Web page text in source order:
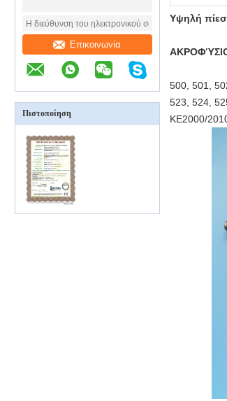
Επικοινωνία
Πιστοποίηση
Υψηλή
500, 501,
523, 524,
KE2000/